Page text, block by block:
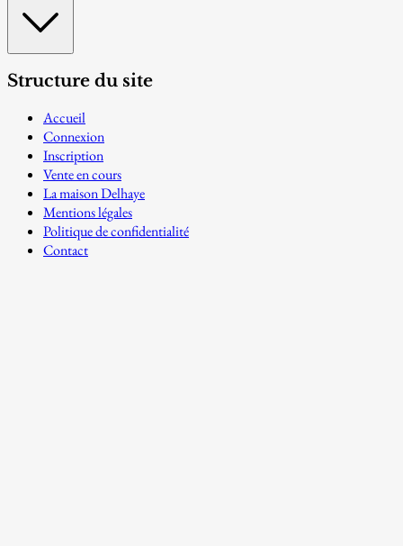
Structure du site
Accueil
Connexion
Inscription
Vente en cours
La maison Delhaye
Mentions légales
Politique de confidentialité
Contact